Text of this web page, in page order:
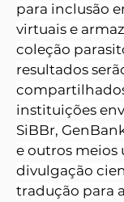
para inclusão
virtuais e
coleção
resultados
instituições
SiBBr,
e outros meios
divulgação
tradução para